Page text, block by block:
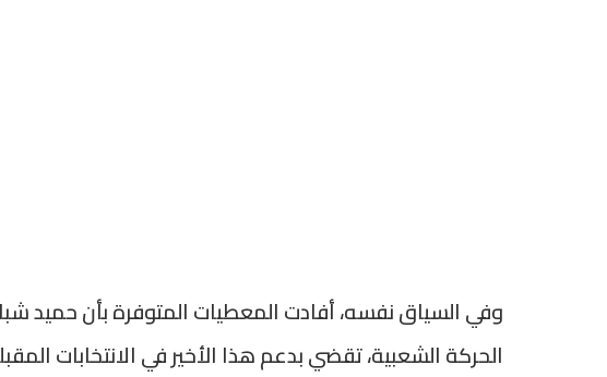
وفي السياق نفسه، أفادت المعطيات المتوفرة بأن
الحركة الشعبية، تقضي بدعم هذا الأخير في الانتخابات